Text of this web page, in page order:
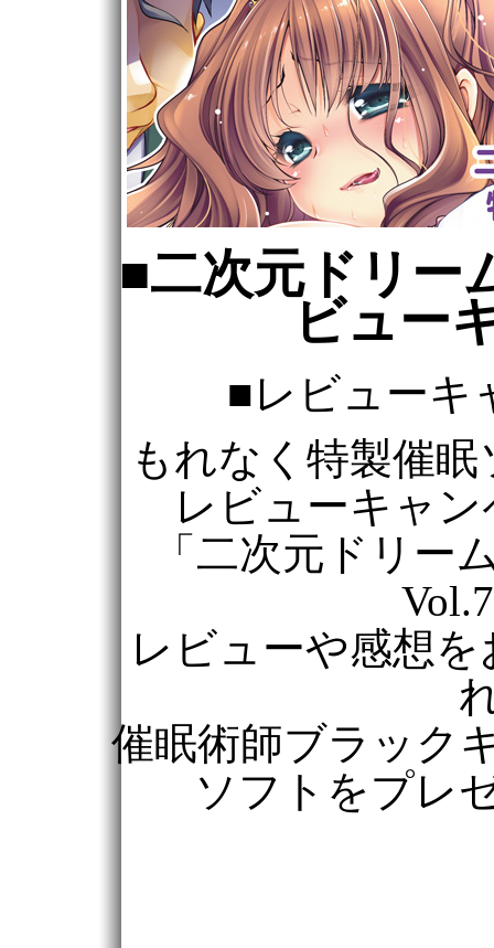
■二次元ドリ
ビュー
■レビューキ
もれなく特製催
レビューキャ
「二次元ドリー
レビューや感想
催眠術師ブラック
ソフトをプレ